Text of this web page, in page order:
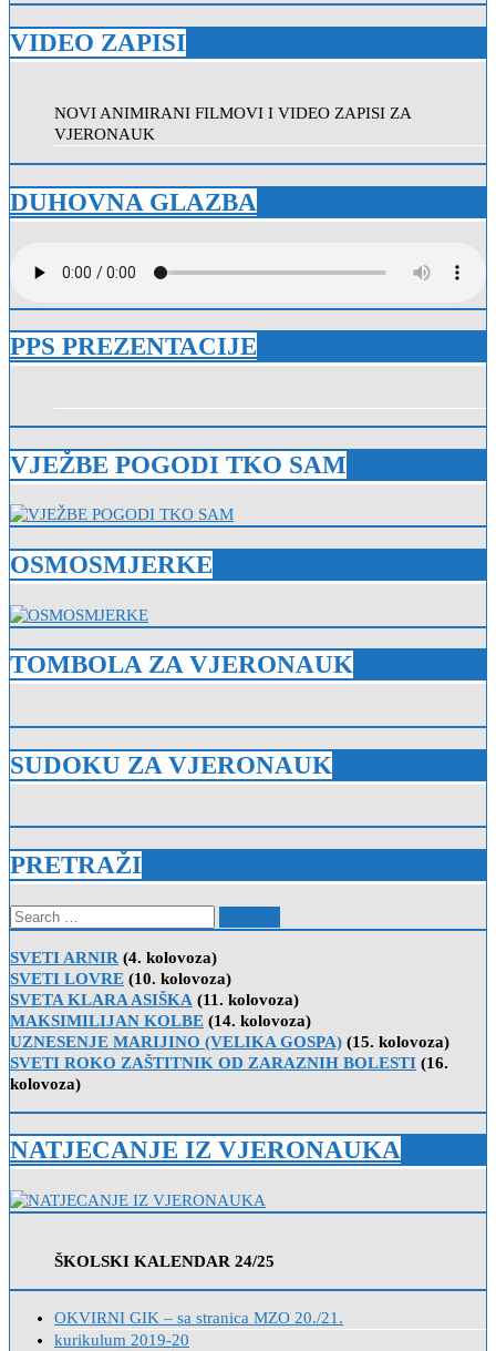
VIDEO ZAPISI
NOVI ANIMIRANI FILMOVI I VIDEO ZAPISI ZA
VJERONAUK
DUHOVNA GLAZBA
PPS PREZENTACIJE
VJEŽBE POGODI TKO SAM
OSMOSMJERKE
TOMBOLA ZA VJERONAUK
SUDOKU ZA VJERONAUK
PRETRAŽI
Search
for:
SVETI ARNIR (4. kolovoza)
SVETI LOVRE (10. kolovoza)
SVETA KLARA ASIŠKA (11. kolovoza)
MAKSIMILIJAN KOLBE (14. kolovoza)
UZNESENJE MARIJINO (VELIKA GOSPA) (15. kolovoza)
SVETI ROKO ZAŠTITNIK OD ZARAZNIH BOLESTI (16.
kolovoza)
NATJECANJE IZ VJERONAUKA
ŠKOLSKI KALENDAR 24/25
OKVIRNI GIK – sa stranica MZO 20./21.
kurikulum 2019-20